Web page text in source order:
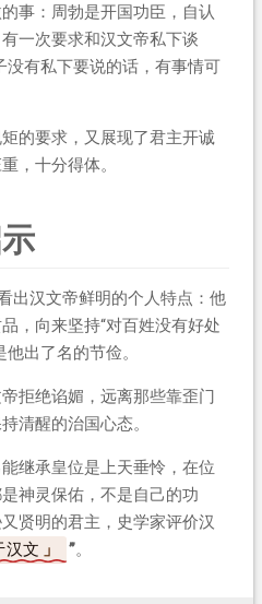
事：周勃是开国功臣，自认
一次要求和汉文帝私下谈
没有私下要说的话，有事情可
的要求，又展现了君主开诚
，十分得体。
出汉文帝鲜明的个人特点：他
，向来坚持“对百姓没有好处
出了名的节俭。
拒绝谄媚，远离那些靠歪门
清醒的治国心态。
继承皇位是上天垂怜，在位
神灵保佑，不是自己的功
贤明的君主，史学家评价汉
汉文 ”。